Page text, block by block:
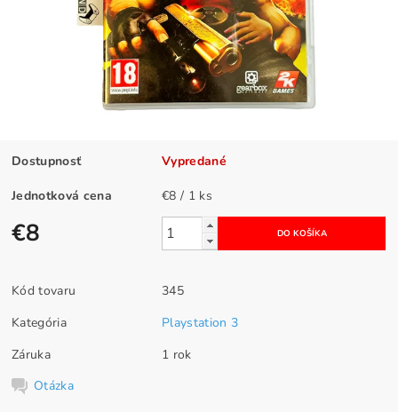
Dostupnosť Vypredané
Jednotková cena €8 / 1 ks
€8
Kód tovaru
345
Kategória
Playstation 3
Záruka
1 rok
Otázka